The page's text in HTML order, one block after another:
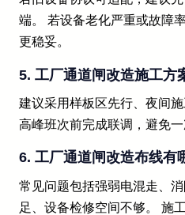
端。 若设备老化严重或故障
更稳妥。
5. 工厂通道闸改造施工方
建议采用样板区先行、夜间
高峰班次前完成联调，避免一
6. 工厂通道闸改造布线有
常见问题包括强弱电混走、
足、设备检修空间不够。 施